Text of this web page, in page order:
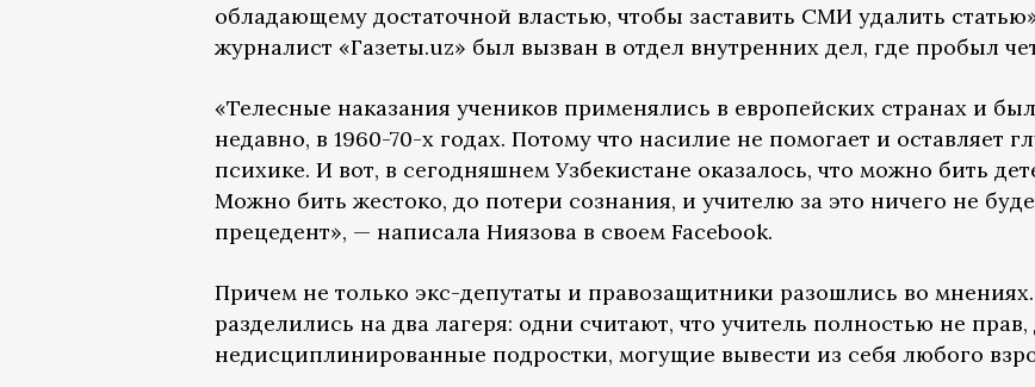
обладающему достаточной властью, чтобы заставить СМИ удалить
журналист «Газеты.uz» был вызван в отдел внутренних дел, где пробыл
«Телесные наказания учеников применялись в европейских странах и
недавно, в 1960-70-х годах. Потому что насилие не помогает и оставляет
психике. И вот, в сегодняшнем Узбекистане оказалось, что можно бить
Можно бить жестоко, до потери сознания, и учителю за это ничего не
прецедент», — написала Ниязова в своем Facebook.
Причем не только экс-депутаты и правозащитники разошлись во
разделились на два лагеря: одни считают, что учитель полностью не
недисциплинированные подростки, могущие вывести из себя любого